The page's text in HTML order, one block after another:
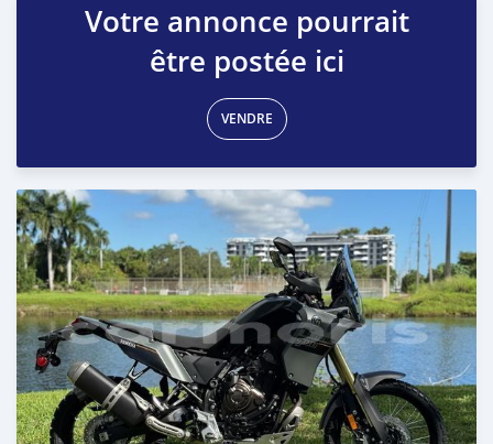
Votre annonce pourrait
être postée ici
VENDRE